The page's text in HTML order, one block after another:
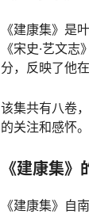
《建康集》是
《宋史·艺文
分，反映了他
该集共有八卷
的关注和感怀
《建康集
《建康集》自